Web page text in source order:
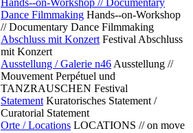
Hands--on-Workshop // Documentary
Dance Filmmaking Hands--on-Workshop
// Documentary Dance Filmmaking
Abschluss mit Konzert Festival Abschluss
mit Konzert
Ausstellung / Galerie n46 Ausstellung //
Mouvement Perpétuel und
TANZRAUSCHEN Festival
Statement Kuratorisches Statement /
Curatorial Statement
Orte / Locations LOCATIONS // on move